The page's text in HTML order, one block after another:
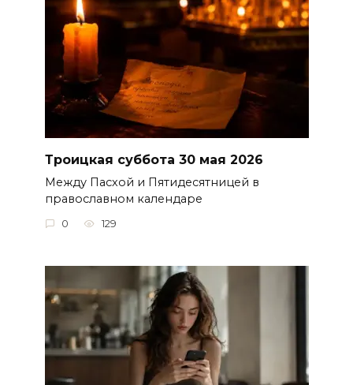
Троицкая суббота 30 мая 2026
Между Пасхой и Пятидесятницей в
православном календаре
0 129